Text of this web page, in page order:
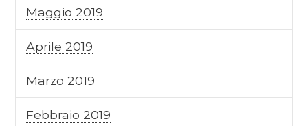
Maggio 2019
Aprile 2019
Marzo 2019
Febbraio 2019